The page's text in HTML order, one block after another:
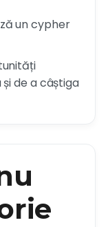
un cypher
de a câștiga